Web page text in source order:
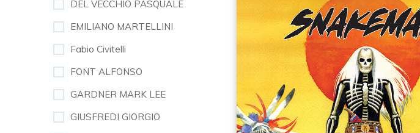
DEL VECCHIO PASQUALE
EMILIANO MARTELLINI
Fabio Civitelli
FONT ALFONSO
GARDNER MARK LEE
GIUSFREDI GIORGIO